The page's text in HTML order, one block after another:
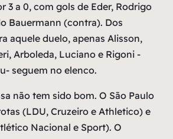
3 a 0, com gols de Eder, Rodrigo
Bauermann (contra). Dos
aquele duelo, apenas Alisson,
Arboleda, Luciano e Rigoni -
seguem no elenco.
não tem sido bom. O São Paulo
(LDU, Cruzeiro e Athletico) e
Nacional e Sport). O